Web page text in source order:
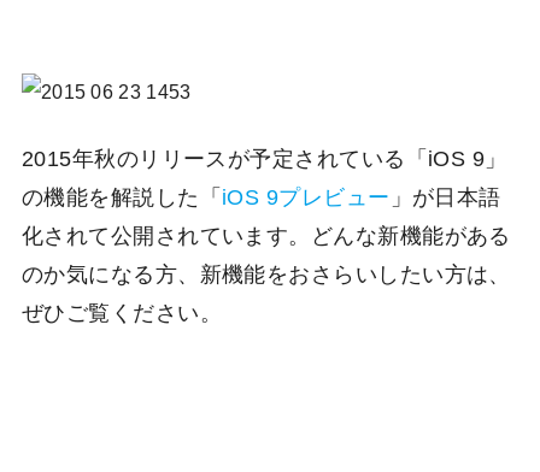
2015年秋のリリースが予定されている「iOS 9」
の機能を解説した「 iOS 9プレビュー 」が日本語
化されて公開されています。どんな新機能がある
のか気になる方、新機能をおさらいしたい方は、
ぜひご覧ください。